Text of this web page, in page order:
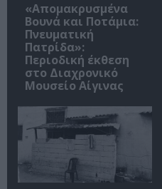
«Απομακρυσμένα
Βουνά και Ποτάμια:
Πνευματική
Πατρίδα»:
Περιοδική έκθεση
στο Διαχρονικό
Μουσείο Αίγινας